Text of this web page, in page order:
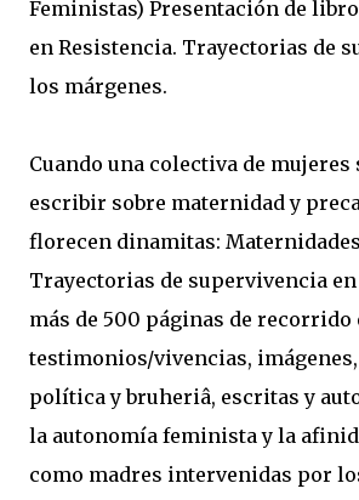
Feministas) Presentación de
en Resistencia. Trayectorias de
los márgenes.
Cuando una colectiva de mujeres
escribir sobre maternidad y
florecen dinamitas:
Trayectorias de supervivencia
más de 500 páginas de recorrido
testimonios/vivencias,
política y bruheriâ, escritas y
la autonomía feminista y la
como madres intervenidas por